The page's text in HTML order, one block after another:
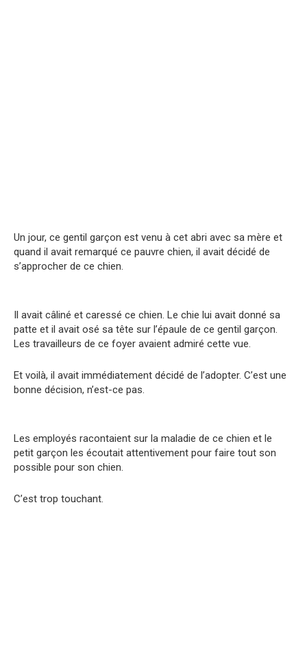
Un jour, ce gentil garçon est venu à cet abri avec sa mère et
quand il avait remarqué ce pauvre chien, il avait décidé de
s’approcher de ce chien.
Il avait câliné et caressé ce chien. Le chie lui avait donné sa
patte et il avait osé sa tête sur l’épaule de ce gentil garçon.
Les travailleurs de ce foyer avaient admiré cette vue.
Et voilà, il avait immédiatement décidé de l’adopter. C’est une
bonne décision, n’est-ce pas.
Les employés racontaient sur la maladie de ce chien et le
petit garçon les écoutait attentivement pour faire tout son
possible pour son chien.
C’est trop touchant.